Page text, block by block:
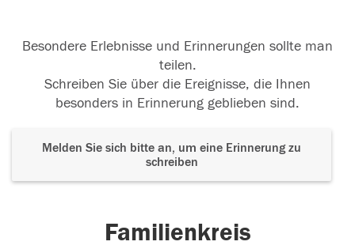
Besondere Erlebnisse und Erinnerungen sollte man
teilen.
Schreiben Sie über die Ereignisse, die Ihnen
besonders in Erinnerung geblieben sind.
Melden Sie sich bitte an, um eine Erinnerung zu
schreiben
Familienkreis